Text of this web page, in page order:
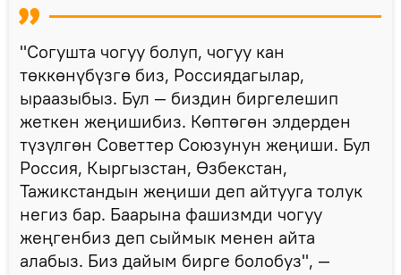
"Согушта чогуу болуп, чогуу кан
төккөнүбүзгө биз, Россиядагылар,
ыраазыбыз. Бул — биздин биргелешип
жеткен жеңишибиз. Көптөгөн элдерден
түзүлгөн Советтер Союзунун жеңиши. Бул
Россия, Кыргызстан, Өзбекстан,
Тажикстандын жеңиши деп айтууга толук
негиз бар. Баарына фашизмди чогуу
жеңгенбиз деп сыймык менен айта
алабыз. Биз дайым бирге болобуз", —